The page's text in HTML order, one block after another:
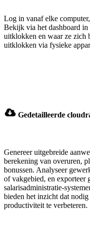
Log in vanaf elke
Bekijk via het dashboard
uitklokken en waar ze zich
uitklokken via fysieke
Gedetailleerde
Genereer uitgebreide
berekening van overuren,
bonussen. Analyseer
of vakgebied, en exporteer
salarisadministratie-
bieden het inzicht dat nodig
productiviteit te verbeteren.